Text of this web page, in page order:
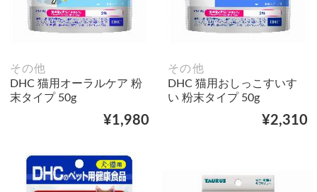
その他
DHC 猫用オーラルケア 粉
末タイプ 50g
¥1,980
その他
DHC 猫用おしっこすいす
い 粉末タイプ 50g
¥2,310